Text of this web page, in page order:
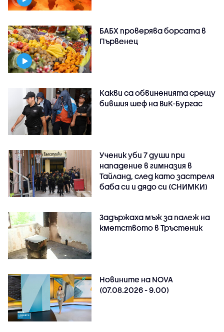
БАБХ проверява борсата в
Първенец
Какви са обвиненията срещу
бившия шеф на ВиК-Бургас
Ученик уби 7 души при
нападение в гимназия в
Тайланд, след като застреля
баба си и дядо си (СНИМКИ)
Задържаха мъж за палеж на
кметството в Тръстеник
Новините на NOVA
(07.08.2026 - 9.00)